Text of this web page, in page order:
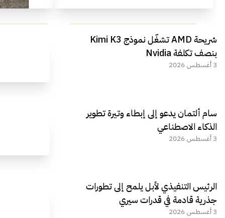
مراجعة شاملة لعملاق الألعاب
الجديد REDMAGIC 11 AIR
شريحة AMD تشغّل نموذج Kimi K3
بنصف تكلفة Nvidia
3 أغسطس 2026
سام ألتمان يدعو إلى إبطاء وتيرة تطوير
الذكاء الاصطناعي
3 أغسطس 2026
الرئيس التنفيذي لأبل يلمح إلى تطورات
جذرية قادمة في قدرات سيري
3 أغسطس 2026